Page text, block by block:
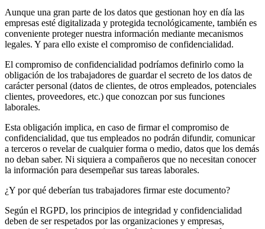
Aunque una gran parte de los datos que gestionan hoy en día las
empresas esté digitalizada y protegida tecnológicamente, también es
conveniente proteger nuestra información mediante mecanismos
legales. Y para ello existe el compromiso de confidencialidad.
El compromiso de confidencialidad podríamos definirlo como la
obligación de los trabajadores de guardar el secreto de los datos de
carácter personal (datos de clientes, de otros empleados, potenciales
clientes, proveedores, etc.) que conozcan por sus funciones
laborales.
Esta obligación implica, en caso de firmar el compromiso de
confidencialidad, que tus empleados no podrán difundir, comunicar
a terceros o revelar de cualquier forma o medio, datos que los demás
no deban saber. Ni siquiera a compañeros que no necesitan conocer
la información para desempeñar sus tareas laborales.
¿Y por qué deberían tus trabajadores firmar este documento?
Según el RGPD, los principios de integridad y confidencialidad
deben de ser respetados por las organizaciones y empresas,